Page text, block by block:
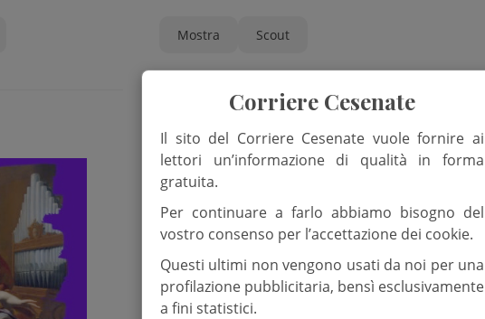
Mostra Scout
DIOCESI
Corriere Cesenate
Il sito del Corriere Cesenate vuole fornire ai
lettori un’informazione di qualità in forma
gratuita.
Per continuare a farlo abbiamo bisogno del
vostro consenso per l’accettazione dei cookie.
Questi ultimi non vengono usati da noi per una
profilazione pubblicitaria, bensì esclusivamente
a fini statistici.